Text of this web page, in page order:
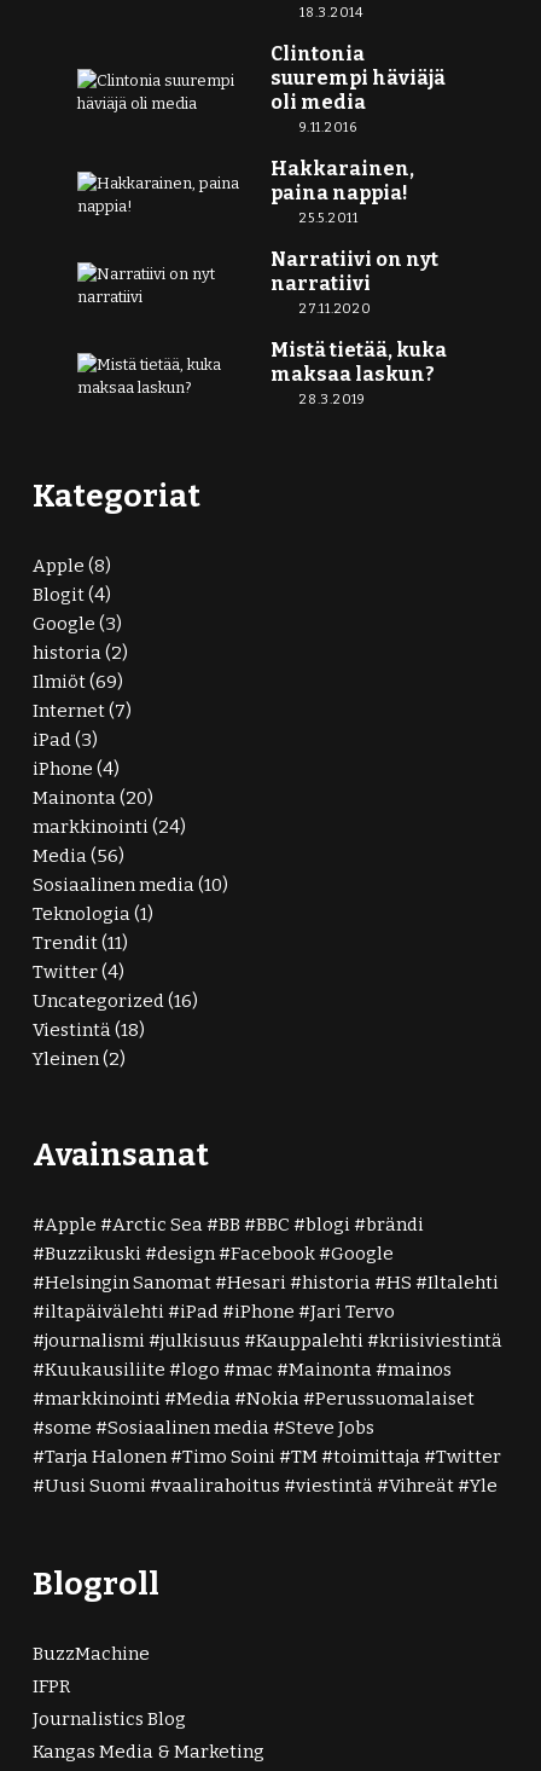
18.3.2014
Clintonia
suurempi häviäjä
oli media
9.11.2016
Hakkarainen,
paina nappia!
25.5.2011
Narratiivi on nyt
narratiivi
27.11.2020
Mistä tietää, kuka
maksaa laskun?
28.3.2019
Kategoriat
Apple (8)
Blogit(4)
Google (3)
historia(2)
Ilmiöt(69)
Internet(7)
iPad(3)
iPhone (4)
Mainonta(20)
markkinointi(24)
Media(56)
Sosiaalinen media(10)
Teknologia(1)
Trendit(11)
Twitter(4)
Uncategorized(16)
Viestintä(18)
Yleinen(2)
Avainsanat
Apple Arctic Sea BB BBC blogi
brändi
Buzzikuski
design Facebook
Google
Helsingin Sanomat
Hesari historia HS
Iltalehti
iltapäivälehti
iPad iPhone
Jari Tervo
journalismi
julkisuus Kauppalehti
kriisiviestintä
Kuukausiliite
logo mac Mainonta
mainos
markkinointi
Media Nokia
Perussuomalaiset
some
Sosiaalinen media
Steve Jobs
Tarja Halonen
Timo Soini TM toimittaja
Twitter
Uusi Suomi
vaalirahoitus viestintä Vihreät Yle
Blogroll
BuzzMachine
IFPR
Journalistics Blog
Kangas Media & Marketing